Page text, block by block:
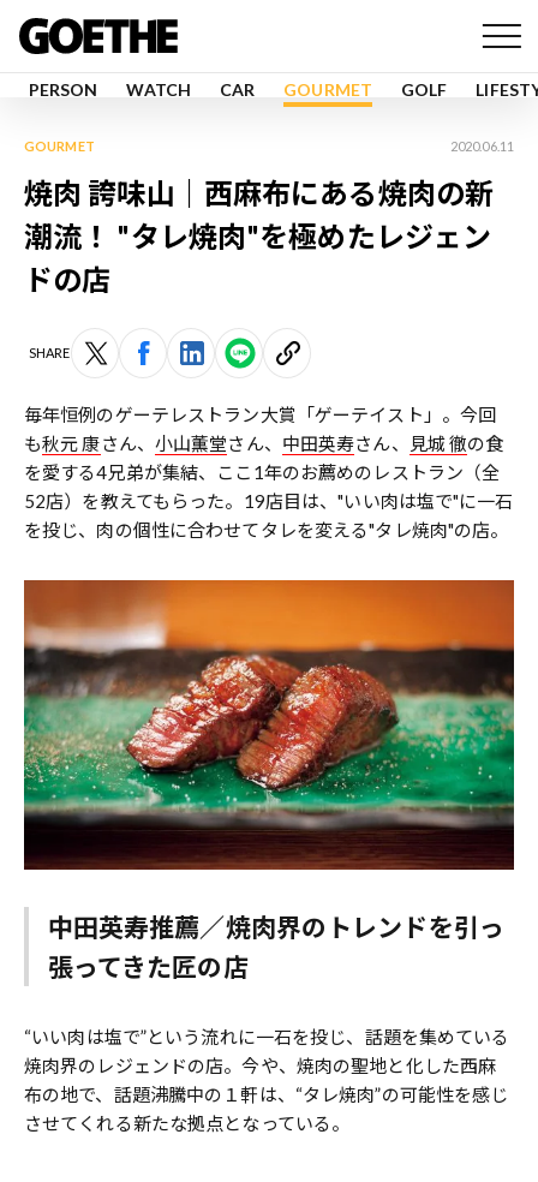
PERSON WATCH CAR GOURMET GOLF
GOURMET 2020.06.11
焼肉 誇味山｜西麻布にある焼肉の新
潮流！ "タレ焼肉"を極めたレジェン
ドの店
SHARE
毎年恒例のゲーテレストラン大賞「ゲーテイスト」。今回
も秋元 康さん、 小山薫堂さん、 中田英寿さん、 見城 徹の食
を愛する4兄弟が集結、ここ1年のお薦めのレストラン（全
52店）を教えてもらった。19店目は、"いい肉は塩で"に一石
を投じ、肉の個性に合わせてタレを変える"タレ焼肉"の店。
中田英寿推薦／焼肉界のトレンドを引っ
張ってきた匠の店
――“いい肉は塩で”という流れに一石を投じ、話題を集めている
焼肉界のレジェンドの店。今や、焼肉の聖地と化した西麻
布の地で、話題沸騰中の１軒は、“タレ焼肉”の可能性を感じ
させてくれる新たな拠点となっている。